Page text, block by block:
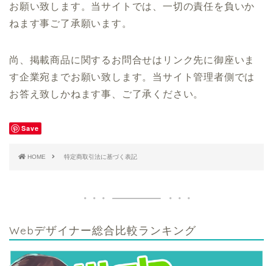
お願い致します。当サイトでは、一切の責任を負いか
ねます事ご了承願います。
尚、掲載商品に関するお問合せはリンク先に御座いま
す企業宛までお願い致します。当サイト管理者側では
お答え致しかねます事、ご了承ください。
Save
HOME 特定商取引法に基づく表記
Webデザイナー総合比較ランキング